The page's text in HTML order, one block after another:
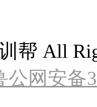
帮 All
公网安备